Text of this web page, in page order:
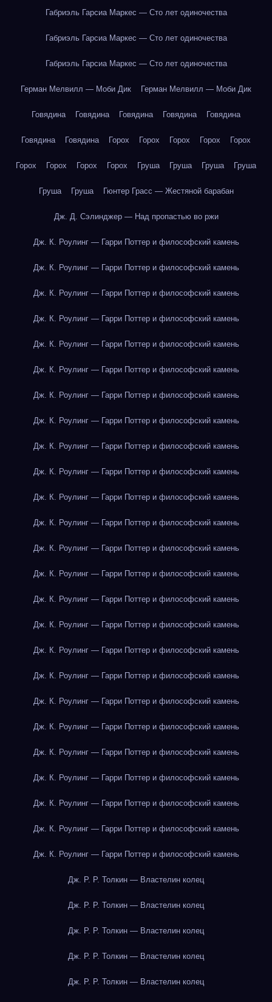
Габриэль Гарсиа Маркес — Сто лет одиночества
Габриэль Гарсиа Маркес — Сто лет одиночества
Габриэль Гарсиа Маркес — Сто лет одиночества
Герман Мелвилл — Моби Дик Герман Мелвилл — Моби Дик
Говядина Говядина Говядина Говядина Говядина
Говядина Говядина Горох Горох Горох Горох Горох
Горох Горох Горох Горох Груша Груша Груша Груша
Груша Груша Гюнтер Грасс — Жестяной барабан
Дж. Д. Сэлинджер — Над пропастью во ржи
Дж. К. Роулинг — Гарри Поттер и философский камень
Дж. К. Роулинг — Гарри Поттер и философский камень
Дж. К. Роулинг — Гарри Поттер и философский камень
Дж. К. Роулинг — Гарри Поттер и философский камень
Дж. К. Роулинг — Гарри Поттер и философский камень
Дж. К. Роулинг — Гарри Поттер и философский камень
Дж. К. Роулинг — Гарри Поттер и философский камень
Дж. К. Роулинг — Гарри Поттер и философский камень
Дж. К. Роулинг — Гарри Поттер и философский камень
Дж. К. Роулинг — Гарри Поттер и философский камень
Дж. К. Роулинг — Гарри Поттер и философский камень
Дж. К. Роулинг — Гарри Поттер и философский камень
Дж. К. Роулинг — Гарри Поттер и философский камень
Дж. К. Роулинг — Гарри Поттер и философский камень
Дж. К. Роулинг — Гарри Поттер и философский камень
Дж. К. Роулинг — Гарри Поттер и философский камень
Дж. К. Роулинг — Гарри Поттер и философский камень
Дж. К. Роулинг — Гарри Поттер и философский камень
Дж. К. Роулинг — Гарри Поттер и философский камень
Дж. К. Роулинг — Гарри Поттер и философский камень
Дж. К. Роулинг — Гарри Поттер и философский камень
Дж. К. Роулинг — Гарри Поттер и философский камень
Дж. К. Роулинг — Гарри Поттер и философский камень
Дж. К. Роулинг — Гарри Поттер и философский камень
Дж. К. Роулинг — Гарри Поттер и философский камень
Дж. Р. Р. Толкин — Властелин колец
Дж. Р. Р. Толкин — Властелин колец
Дж. Р. Р. Толкин — Властелин колец
Дж. Р. Р. Толкин — Властелин колец
Дж. Р. Р. Толкин — Властелин колец